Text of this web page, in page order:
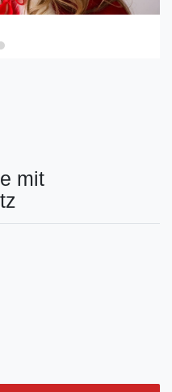
mit